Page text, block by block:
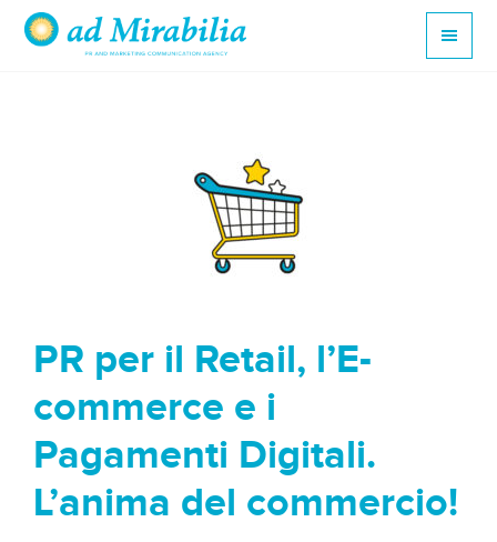
PR per il Retail, l’E-
commerce e i
Pagamenti Digitali.
L’anima del commercio!